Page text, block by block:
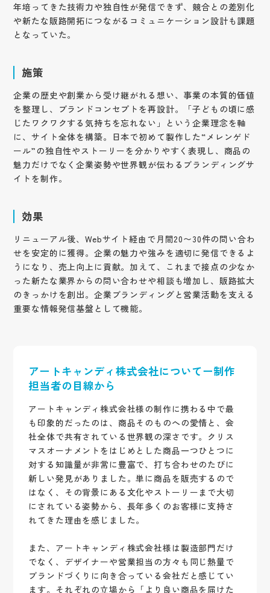
年培ってきた技術力や独自性が発信できず、競合との差別化
や新たな販路開拓につながるコミュニケーション設計も課題
となっていた。
施策
企業の歴史や創業から受け継がれる想い、事業の本質的価値
を整理し、ブランドコンセプトを再設計。「子どもの頃に感
じたワクワクする気持ちを忘れない」という企業理念を軸
に、サイト全体を構築。日本で初めて製作した“メレンゲド
ール”の独自性やストーリーを分かりやすく表現し、商品の
魅力だけでなく企業姿勢や世界観が伝わるブランディングサ
イトを制作。
効果
リニューアル後、Webサイト経由で月間20〜30件の問い合わ
せを安定的に獲得。企業の魅力や強みを適切に発信できるよ
うになり、売上向上に貢献。加えて、これまで接点の少なか
った新たな業界からの問い合わせや相談も増加し、販路拡大
のきっかけを創出。企業ブランディングと営業活動を支える
重要な情報発信基盤として機能。
アートキャンディ株式会社についてー制作
担当者の目線から
アートキャンディ株式会社様の制作に携わる中で最
も印象的だったのは、商品そのものへの愛情と、会
社全体で共有されている世界観の深さです。クリス
マスオーナメントをはじめとした商品一つひとつに
対する知識量が非常に豊富で、打ち合わせのたびに
新しい発見がありました。単に商品を販売するので
はなく、その背景にある文化やストーリーまで大切
にされている姿勢から、長年多くのお客様に支持さ
れてきた理由を感じました。
また、アートキャンディ株式会社様は製造部門だけ
でなく、デザイナーや営業担当の方々も同じ熱量で
ブランドづくりに向き合っている会社だと感じてい
ます。それぞれの立場から「より良い商品を届けた